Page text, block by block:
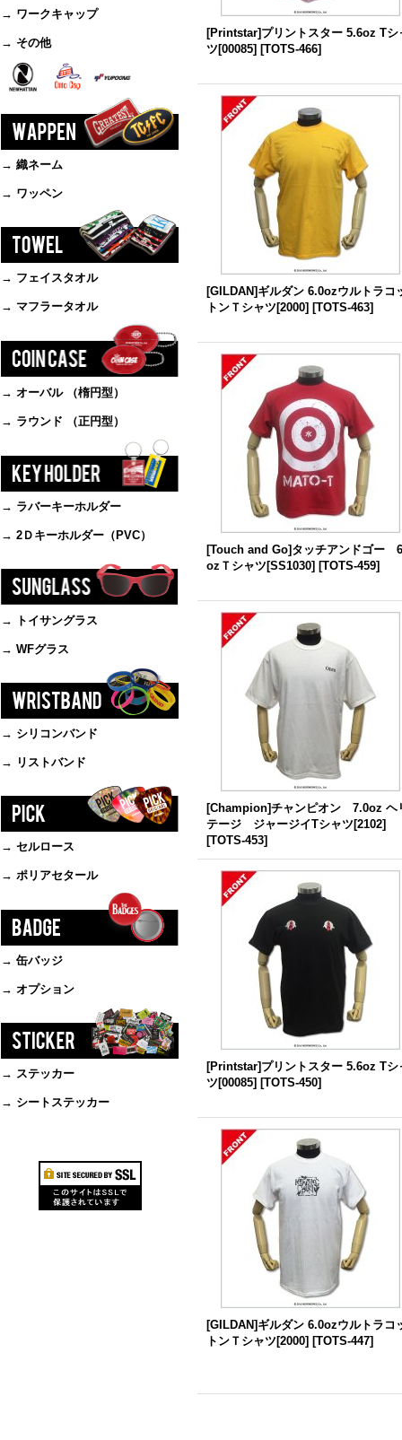
→ ワークキャップ
→ その他
→ 織ネーム
→ ワッペン
→ フェイスタオル
→ マフラータオル
→ オーバル （楕円型）
→ ラウンド （正円型）
→ ラバーキーホルダー
→ 2Ｄキーホルダー（PVC）
→ トイサングラス
→ WFグラス
→ シリコンバンド
→ リストバンド
→ セルロース
→ ポリアセタール
→ 缶バッジ
→ オプション
→ ステッカー
→ シートステッカー
[Printstar]プリントスター 5.6oz Tシ
ツ[00085] [TOTS-466]
[GILDAN]ギルダン 6.0ozウルトラコ
トンＴシャツ[2000] [TOTS-463]
[Touch and Go]タッチアンドゴー
ozＴシャツ[SS1030] [TOTS-459]
[Champion]チャンピオン 7.0oz ヘ
テージ ジャージイTシャツ[2102]
[TOTS-453]
[Printstar]プリントスター 5.6oz Tシ
ツ[00085] [TOTS-450]
[GILDAN]ギルダン 6.0ozウルトラコ
トンＴシャツ[2000] [TOTS-447]